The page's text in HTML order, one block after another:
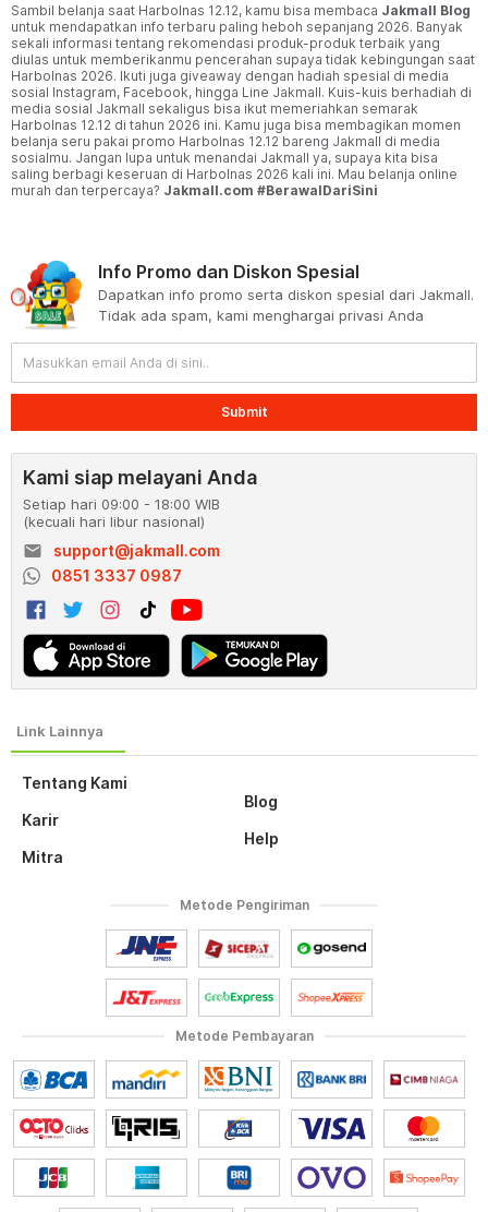
Sambil belanja saat Harbolnas 12.12, kamu bisa membaca Jakmall Blog
untuk mendapatkan info terbaru paling heboh sepanjang 2026. Banyak
sekali informasi tentang rekomendasi produk-produk terbaik yang
diulas untuk memberikanmu pencerahan supaya tidak kebingungan saat
Harbolnas 2026. Ikuti juga giveaway dengan hadiah spesial di media
sosial Instagram, Facebook, hingga Line Jakmall. Kuis-kuis berhadiah di
media sosial Jakmall sekaligus bisa ikut memeriahkan semarak
Harbolnas 12.12 di tahun 2026 ini. Kamu juga bisa membagikan momen
belanja seru pakai promo Harbolnas 12.12 bareng Jakmall di media
sosialmu. Jangan lupa untuk menandai Jakmall ya, supaya kita bisa
saling berbagi keseruan di Harbolnas 2026 kali ini. Mau belanja online
murah dan terpercaya? Jakmall.com #BerawalDariSini
Tentang Kami
Karir
Mitra
Blog
Help
Info Promo dan Diskon Spesial
Dapatkan info promo serta diskon spesial dari Jakmall.
Tidak ada spam, kami menghargai privasi Anda
Submit
Kami siap melayani Anda
Setiap hari 09:00 - 18:00 WIB
(kecuali hari libur nasional)
email
support@jakmall.com
0851 3337 0987
Metode Pembayaran
Metode Pengiriman